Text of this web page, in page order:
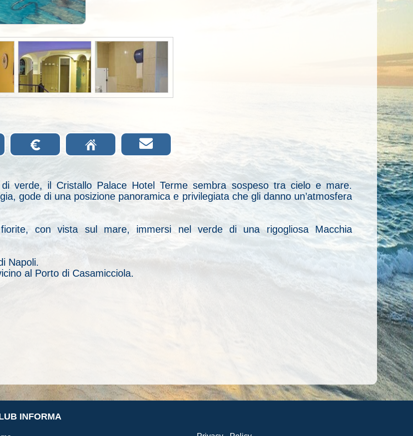
€ Ç 
verde, il Cristallo Palace Hotel Terme sembra sospeso tra cielo e mare.
gode di una posizione panoramica e privilegiata che gli danno un’atmosfera
con vista sul mare, immersi nel verde di una rigogliosa Macchia
Napoli.
al Porto di Casamicciola.
INFORMA